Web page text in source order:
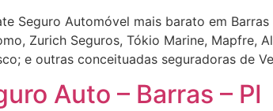
Seguro Automóvel mais barato em
Zurich Seguros, Tókio Marine, Mapfre,
e outras conceituadas seguradoras de
Auto – Barras – PI